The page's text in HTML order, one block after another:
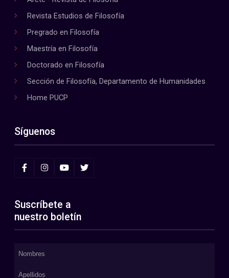
Revista Estudios de Filosofía
Pregrado en Filosofía
Maestría en Filosofía
Doctorado en Filosofía
Sección de Filosofía, Departamento de Humanidades
Home PUCP
Síguenos
Suscríbete a
nuestro boletín